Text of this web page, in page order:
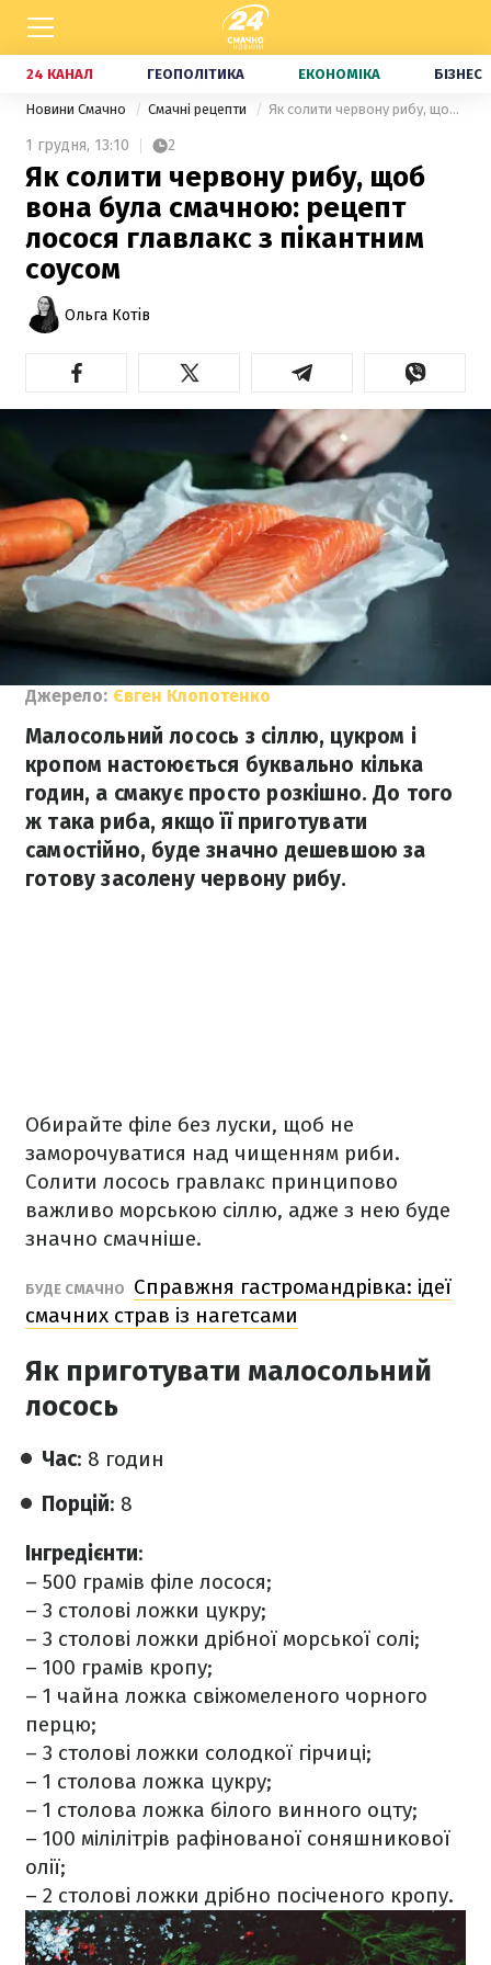
24 КАНАЛ ГЕОПОЛІТИКА ЕКОНОМІКА БІЗНЕС
Новини Смачно Смачні рецепти Як солити червону рибу, щоб вона була смачною: рецепт лосося главлакс з пікантним соусом
1 грудня, 13:10 2
Як солити червону рибу, щоб
вона була смачною: рецепт
лосося главлакс з пікантним
соусом
Ольга Котів
Джерело: Євген Клопотенко
Малосольний лосось з сіллю, цукром і
кропом настоюється буквально кілька
годин, а смакує просто розкішно. До того
ж така риба, якщо її приготувати
самостійно, буде значно дешевшою за
готову засолену червону рибу.
Обирайте філе без луски, щоб не
заморочуватися над чищенням риби.
Солити лосось гравлакс принципово
важливо морською сіллю, адже з нею буде
значно смачніше.
БУДЕ СМАЧНО
Справжня гастромандрівка: ідеї
смачних страв із нагетсами
Як приготувати малосольний
лосось
Час: 8 годин
Порцій: 8
Інгредієнти:
– 500 грамів філе лосося;
– 3 столові ложки цукру;
– 3 столові ложки дрібної морської солі;
– 100 грамів кропу;
– 1 чайна ложка свіжомеленого чорного
перцю;
– 3 столові ложки солодкої гірчиці;
– 1 столова ложка цукру;
– 1 столова ложка білого винного оцту;
– 100 мілілітрів рафінованої соняшникової
олії;
– 2 столові ложки дрібно посіченого кропу.